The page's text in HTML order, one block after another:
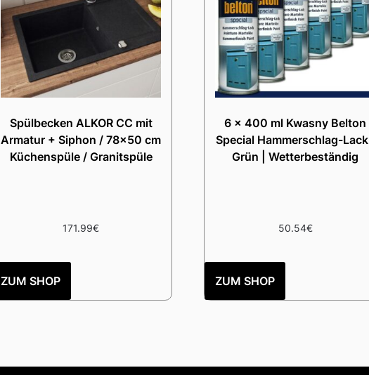
Spülbecken ALKOR CC mit
Armatur + Siphon / 78×50 cm
Küchenspüle / Granitspüle
171.99€
ZUM SHOP
6 x 400 ml Kwasny Belton
Special Hammerschlag-Lack |
Grün | Wetterbeständig
50.54€
ZUM SHOP